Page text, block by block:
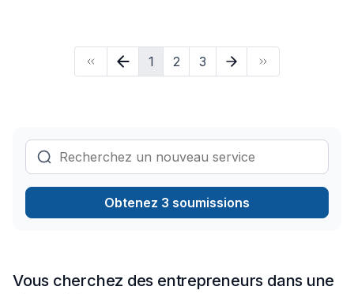
1 2 3
Obtenez 3 soumissions
Vous cherchez des entrepreneurs dans une